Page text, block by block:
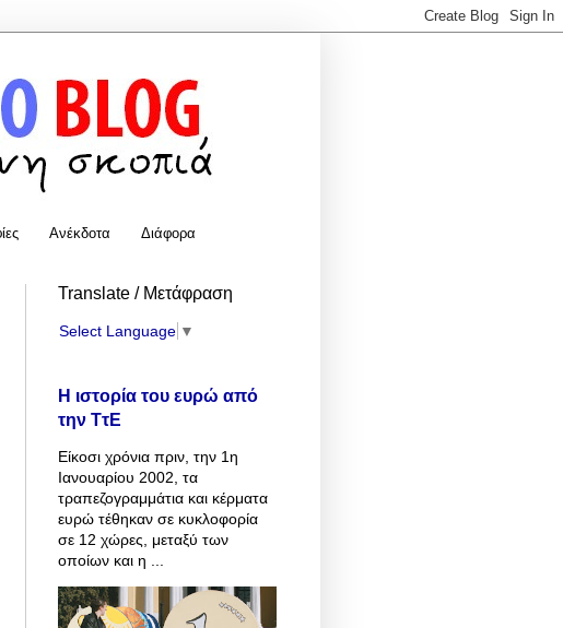
Ανέκδοτα Διάφορα
Translate / Μετάφραση
Select Language ▼
Η ιστορία του ευρώ από
την ΤτΕ
Είκοσι χρόνια πριν, την 1η
Ιανουαρίου 2002, τα
τραπεζογραμμάτια και κέρματα
ευρώ τέθηκαν σε κυκλοφορία
σε 12 χώρες, μεταξύ των
οποίων και η ...